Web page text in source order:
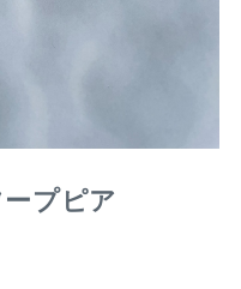
プピア